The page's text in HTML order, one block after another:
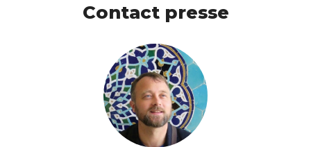
Contact presse